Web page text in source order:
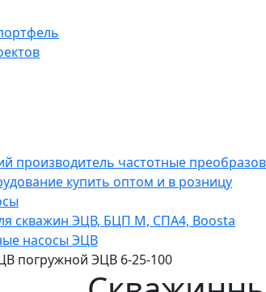
производитель частотные
купить оптом и в розницу
скважин ЭЦВ, БЦП М, СПА4, Boosta
насосы ЭЦВ
погружной ЭЦВ 6-25-100